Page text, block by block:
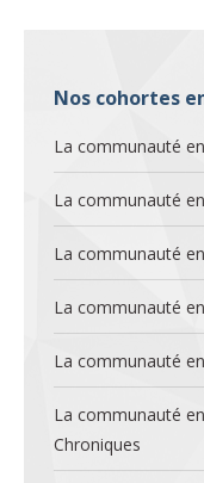
Nos cohortes
La communauté
La communauté
La communauté
La communauté
La communauté
La communauté
Chroniques